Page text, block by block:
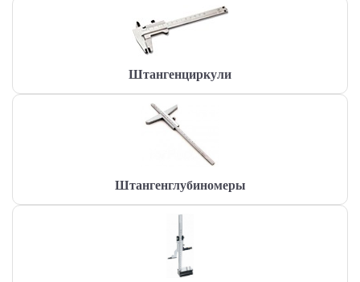
Штангенциркули
Штангенглубиномеры